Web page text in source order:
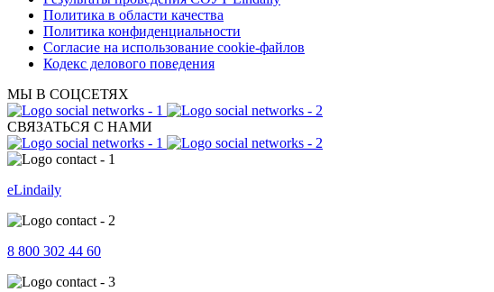
Политика в области качества
Политика конфиденциальности
Согласие на использование cookie-файлов
Кодекс делового поведения
МЫ В СОЦСЕТЯХ
СВЯЗАТЬСЯ С НАМИ
eLindaily
8 800 302 44 60